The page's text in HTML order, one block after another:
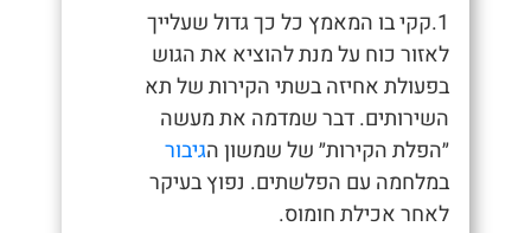
1.קקי בו המאמץ כל כך גדול שעלייך
לאזור כוח על מנת להוציא את הגוש
בפעולת אחיזה בשתי הקירות של תא
השירותים. דבר שמדמה את מעשה
״הפלת הקירות״ של שמשון הגיבור
במלחמה עם הפלשתים. נפוץ בעיקר
לאחר אכילת חומוס.